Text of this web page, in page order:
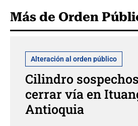
Más de Orden
Alteración al orden público
Cilindro
cerrar vía en
Antioquia